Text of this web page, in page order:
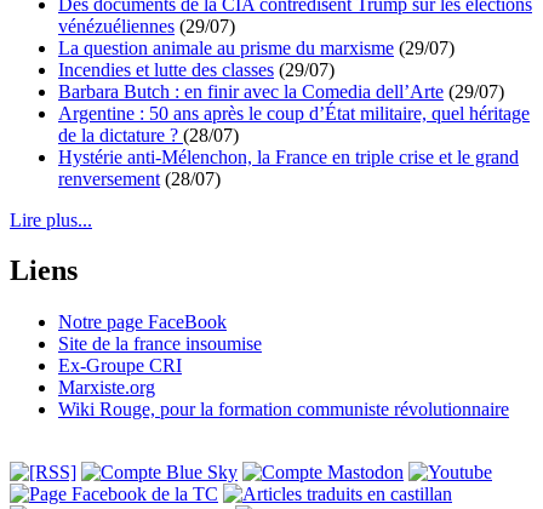
vénézuéliennes (29/07)
La question animale au prisme du marxisme (29/07)
Incendies et lutte des classes (29/07)
Barbara Butch : en finir avec la Comedia dell’Arte (29/07)
Argentine : 50 ans après le coup d’État militaire, quel héritage
de la dictature ? (28/07)
Hystérie anti-Mélenchon, la France en triple crise et le grand
renversement (28/07)
Lire plus...
Liens
Notre page FaceBook
Site de la france insoumise
Ex-Groupe CRI
Marxiste.org
Wiki Rouge, pour la formation communiste révolutionnaire